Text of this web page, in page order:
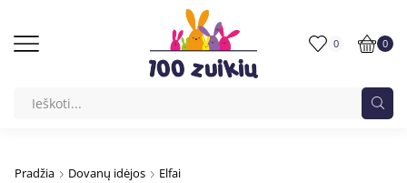
0 0
Pradžia Dovanų idėjos Elfai